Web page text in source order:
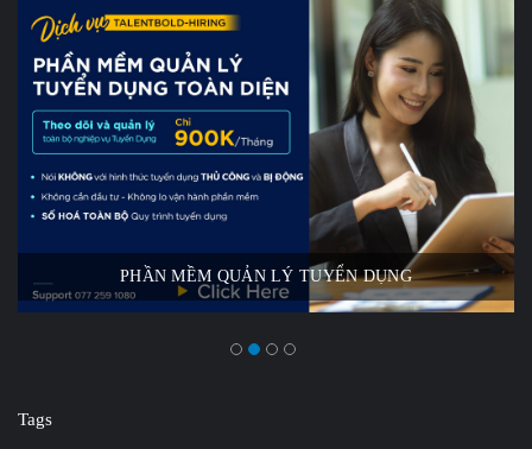
PHẦN MỀM QUẢN LÝ TUYỂN DỤNG
Tags